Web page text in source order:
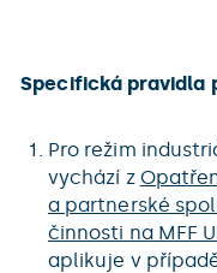
Specifická pravidla
Pro režim
vychází z
a partnerské
činnosti na MFF
aplikuje v